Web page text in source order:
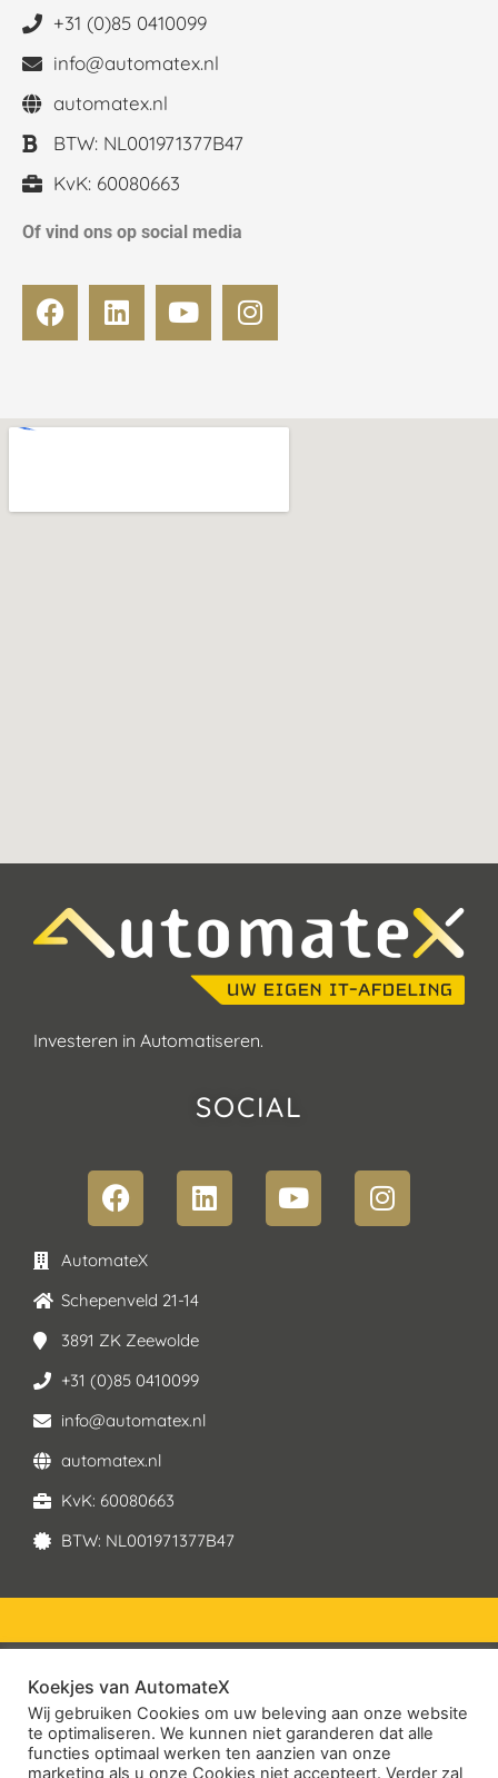
+31 (0)85 0410099
info@automatex.nl
automatex.nl
BTW: NL001971377B47
KvK: 60080663
Of vind ons op social media
Investeren in Automatiseren.
SOCIAL
AutomateX
Schepenveld 21-14
3891 ZK Zeewolde
+31 (0)85 0410099
info@automatex.nl
automatex.nl
KvK: 60080663
BTW: NL001971377B47
© 2026 – AutomateX | All rights reserved
Service Voorwaarden
Koekjes van AutomateX
Wij gebruiken Cookies om uw beleving aan onze website
te optimaliseren. We kunnen niet garanderen dat alle
functies optimaal werken ten aanzien van onze
marketing als u onze Cookies niet accepteert. Verder zal